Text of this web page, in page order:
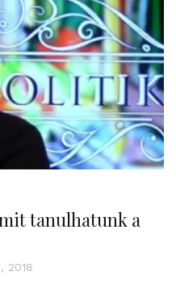
tanulhatunk a
2018